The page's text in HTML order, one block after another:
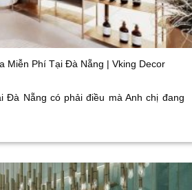
Miễn Phí Tại Đà Nẵng | Vking Decor
Đà Nẵng có phải điều mà Anh chị đang